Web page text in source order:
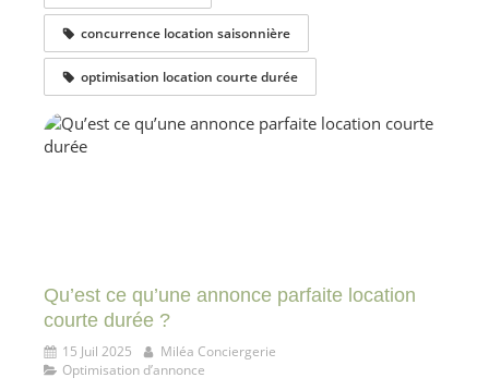
concurrence location saisonnière
optimisation location courte durée
Qu’est ce qu’une annonce parfaite location
courte durée ?
15 Juil 2025
Miléa Conciergerie
Optimisation d’annonce